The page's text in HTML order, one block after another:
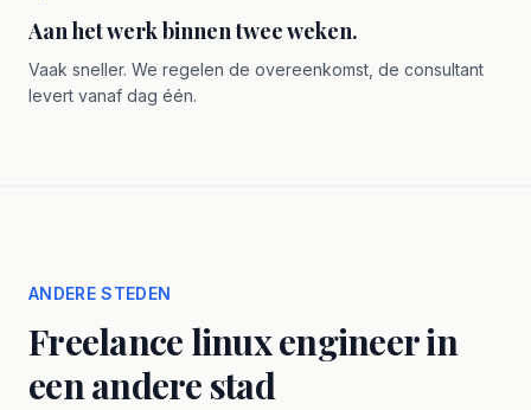
Aan het werk binnen twee weken.
Vaak sneller. We regelen de overeenkomst, de consultant
levert vanaf dag één.
ANDERE STEDEN
Freelance linux engineer in
een andere stad